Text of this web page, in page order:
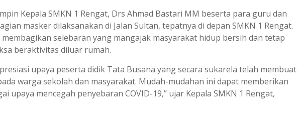
Kepala SMKN 1 Rengat, Drs Ahmad Bastari MM beserta para guru dan
masker dilaksanakan di Jalan Sultan, tepatnya di depan SMKN 1 Rengat.
selebaran yang mangajak masyarakat hidup bersih dan tetap
beraktivitas diluar rumah.
upaya peserta didik Tata Busana yang secara sukarela telah membuat
warga sekolah dan masyarakat. Mudah-mudahan ini dapat memberikan
upaya mencegah penyebaran COVID-19,” ujar Kepala SMKN 1 Rengat,